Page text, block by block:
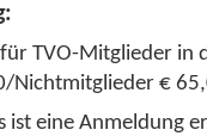
TVO-Mitglieder in
Nichtmitglieder €
ist eine Anmeldung